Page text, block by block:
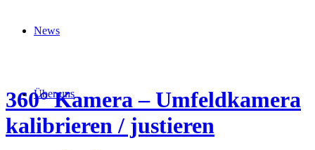
News
Über uns
360° Kamera – Umfeldkamera
kalibrieren / justieren